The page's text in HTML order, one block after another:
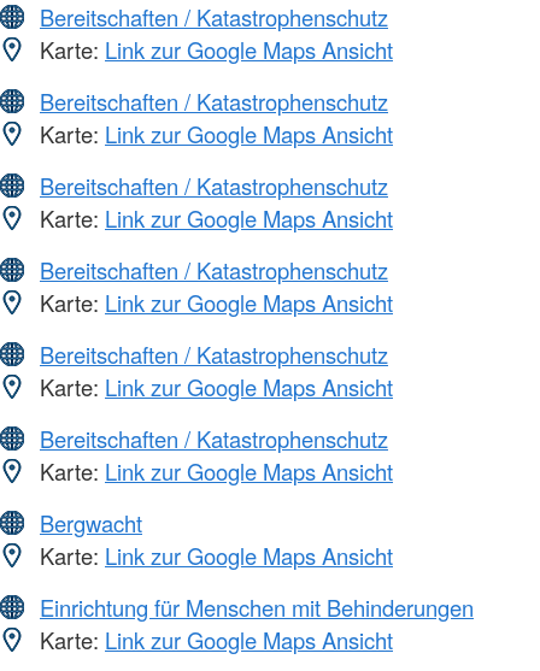
Bereitschaften / Katastrophenschutz
Karte: Link zur Google Maps Ansicht
Bereitschaften / Katastrophenschutz
Karte: Link zur Google Maps Ansicht
Bereitschaften / Katastrophenschutz
Karte: Link zur Google Maps Ansicht
Bereitschaften / Katastrophenschutz
Karte: Link zur Google Maps Ansicht
Bereitschaften / Katastrophenschutz
Karte: Link zur Google Maps Ansicht
Bereitschaften / Katastrophenschutz
Karte: Link zur Google Maps Ansicht
Bergwacht
Karte: Link zur Google Maps Ansicht
Einrichtung für Menschen mit Behinderungen
Karte: Link zur Google Maps Ansicht